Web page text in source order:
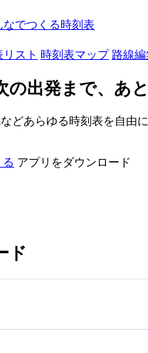
でつくる時刻表
スト 時刻表マップ 路線
の出発まで、あ
どあらゆる時刻表を自由
アプリをダウンロード
ド